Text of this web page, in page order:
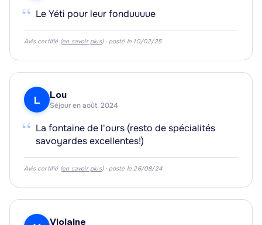
“ Le Yéti pour leur fonduuuue
Avis certifié (en savoir plus) · posté le 10/02/25
L Lou
Séjour en août. 2024
“ La fontaine de l'ours (resto de spécialités
savoyardes excellentes!)
Avis certifié (en savoir plus) · posté le 26/08/24
Violaine